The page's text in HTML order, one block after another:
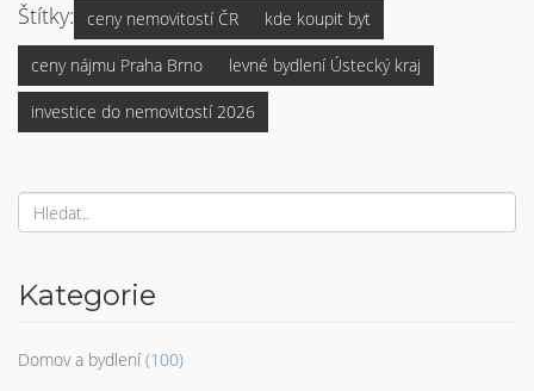
Štítky: ceny nemovitostí ČR kde koupit byt
ceny nájmu Praha Brno levné bydlení Ústecký kraj
investice do nemovitostí 2026
Kategorie
Domov a bydlení (100)